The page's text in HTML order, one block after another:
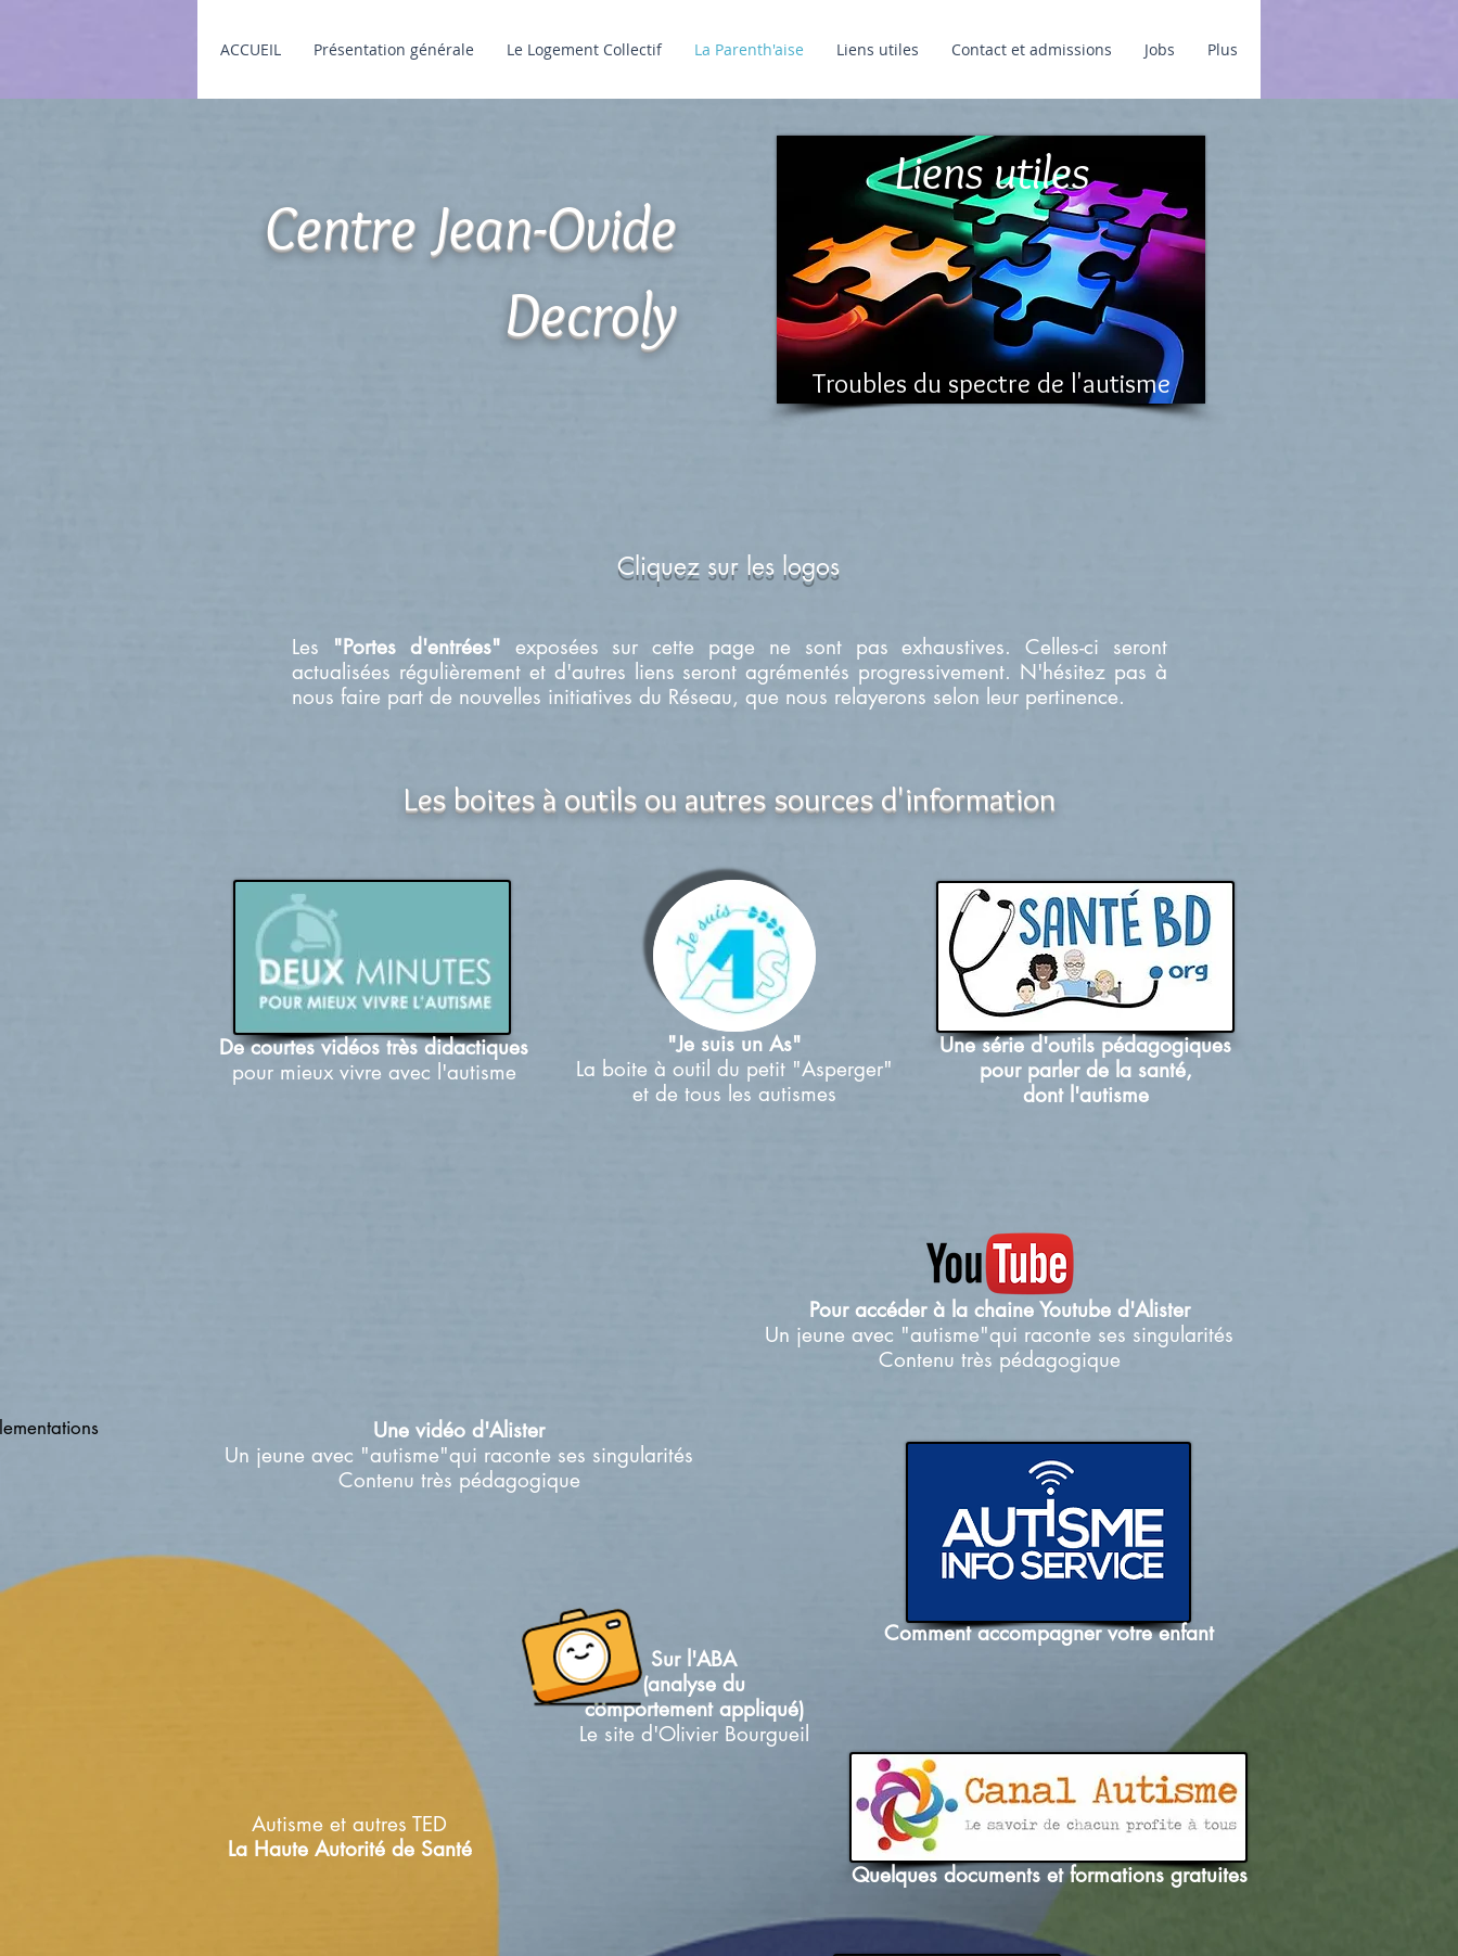
ACCUEIL Présentation générale Le Logement Collectif La Parenth'aise Liens utiles Contact et admissions Jobs Plus
Troubles du spectre de l'autisme
Centre Jean-Ovide
Decroly
Liens utiles
Cliquez sur les logos
Les "Portes d'entrées" exposées sur cette page ne sont pas exhaustives. Celles-ci seront
actualisées régulièrement et d'autres liens seront agrémentés progressivement. N'hésitez pas à
nous faire part de nouvelles initiatives du Réseau, que nous relayerons selon leur pertinence.
Les boites à outils ou autres sources d'information
De courtes vidéos très didactiques
pour mieux vivre avec l'autisme
Une série d'outils pédagogiques
pour parler de la santé,
dont l'autisme
"Je suis un As"
La boite à outil du petit "Asperger"
et de tous les autismes
Pour accéder à la chaine Youtube d'Alister
Un jeune avec "autisme"qui raconte ses singularités
Contenu très pédagogique
Une vidéo d'Alister
Un jeune avec "autisme"qui raconte ses singularités
Contenu très pédagogique
Autisme et autres TED
La Haute Autorité de Santé
Sur l'ABA
(analyse du
comportement appliqué)
Le site d'Olivier Bourgueil
Quelques documents et formations gratuites
Comment accompagner votre enfant